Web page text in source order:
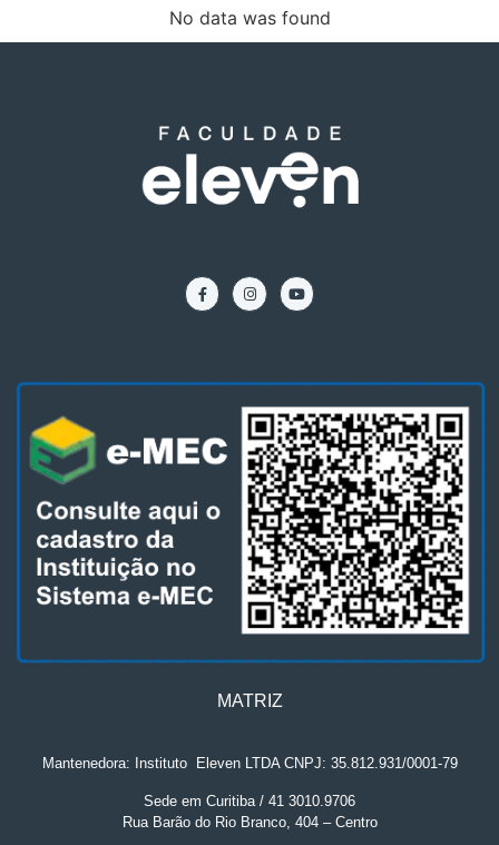
No data was found
MATRIZ
Mantenedora: Instituto. Eleven LTDA CNPJ: 35.812.931/0001-79
Sede em Curitiba / 41 3010.9706
Rua Barão do Rio Branco, 404 – Centro